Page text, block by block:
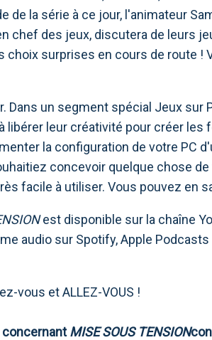
de la série à ce jour, l'animateur
chef des jeux, discutera de leurs
surprises en cours de route !
Dans un segment spécial Jeux sur
libérer leur créativité pour créer
la configuration de votre PC
concevoir quelque chose
facile à utiliser. Vous pouvez en
est disponible sur la chaîne
audio sur Spotify, Apple
vous et ALLEZ-VOUS !
concernantMISE SOUS TENSION